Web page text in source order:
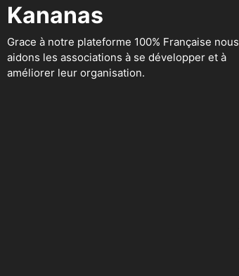
Kananas
Grace à notre plateforme 100% Française nous
aidons les associations à se développer et à
améliorer leur organisation.